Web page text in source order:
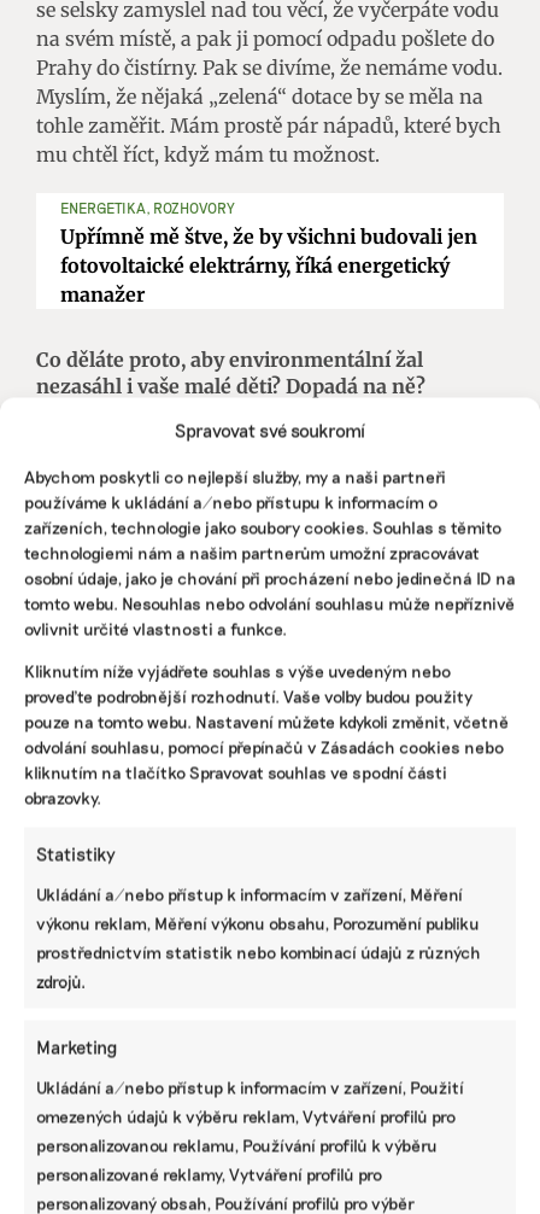
Spravovat své soukromí
Abychom poskytli co nejlepší služby, my a naši partneři
používáme k ukládání a/nebo přístupu k informacím o
zařízeních, technologie jako soubory cookies. Souhlas s těmito
technologiemi nám a našim partnerům umožní zpracovávat
osobní údaje, jako je chování při procházení nebo jedinečná ID na
tomto webu. Nesouhlas nebo odvolání souhlasu může nepříznivě
ovlivnit určité vlastnosti a funkce.
Kliknutím níže vyjádřete souhlas s výše uvedeným nebo
proveďte podrobnější rozhodnutí. Vaše volby budou použity
pouze na tomto webu. Nastavení můžete kdykoli změnit, včetně
odvolání souhlasu, pomocí přepínačů v Zásadách cookies nebo
kliknutím na tlačítko Spravovat souhlas ve spodní části
obrazovky.
Statistiky
Ukládání a/nebo přístup k informacím v zařízení, Měření
výkonu reklam, Měření výkonu obsahu, Porozumění publiku
prostřednictvím statistik nebo kombinací údajů z různých
zdrojů.
Marketing
Ukládání a/nebo přístup k informacím v zařízení, Použití
omezených údajů k výběru reklam, Vytváření profilů pro
personalizovanou reklamu, Používání profilů k výběru
personalizované reklamy, Vytváření profilů pro
personalizovaný obsah, Používání profilů pro výběr
se selsky zamyslel nad tou věcí, že vyčerpáte vodu
na svém místě, a pak ji pomocí odpadu pošlete do
Prahy do čistírny. Pak se divíme, že nemáme vodu.
Myslím, že nějaká „zelená“ dotace by se měla na
tohle zaměřit. Mám prostě pár nápadů, které bych
mu chtěl říct, když mám tu možnost.
ENERGETIKA, ROZHOVORY
Upřímně mě štve, že by všichni budovali jen
fotovoltaické elektrárny, říká energetický
manažer
Co děláte proto, aby environmentální žal
nezasáhl i vaše malé děti? Dopadá na ně?
Nedávno jsme se bavil s dětmi o lítání do vesmíru
dobývat vesmír do velkých dálek a vlastně pořád
nevíme, co je třeba přesně na dně oceánu,
neznáme tu naši planetu, jen ji těžíme. Špatně
jsme si vyložili termín „udělat díru do světa“. Čili
mám strach o děti v tom ohledu, aby svět spatřili
takový krásný, jako je, aby nezažily jen boje o
poslední zdroje. Když se ale bavím s lidmi o dvě či
tři generace mladšími, tak si říkám, že to tak
špatné být nemusí. To jsou třeba patnáctiletí lidé.
Mají už jiný druh přemýšlení, daleko
altruističtější než naše. Jsou citlivější, schopni
přiznat si své slabosti, jsou víc spojení se světem.
Když člověk bude schopen svou chybu uznat a
reflektovat, naděje existuje. Je škoda, že jsme to
nechali zajít tak daleko. Třeba ropa. Budeme
jednou hodně litovat, že jsme ji používali tímto
způsobem. Přitom v roce 1920 tu Pragovka
plné elektromobilů, ale my jsme šli tou jednodušší
Nechcete ministrovi rovnou říci, ať podpoří
rozvoj elektromobility dotacemi?